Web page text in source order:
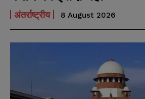
अंतर्राष्ट्रीय 8 August 2026